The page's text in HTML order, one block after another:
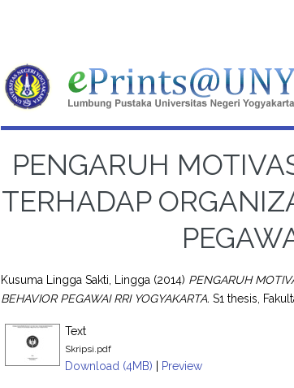
PENGARUH
TERHADAP
Kusuma Lingga Sakti, Lingga (2014) PENGARUH
BEHAVIOR PEGAWAI RRI YOGYAKARTA. S1 thesis,
Text
Skripsi.pdf
Download (4MB) | Preview